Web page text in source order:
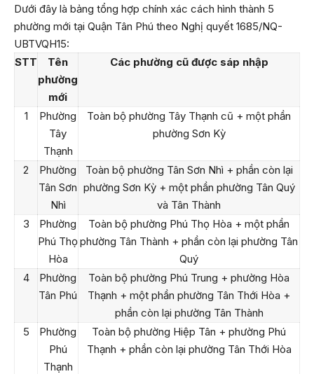
Dưới đây là bảng tổng hợp chính xác cách hình thành 5
phường mới tại Quận Tân Phú theo Nghị quyết 1685/NQ-
UBTVQH15:
STT
Tên
phường
mới
Các phường cũ được sáp nhập
1
Phường
Tây
Thạnh
Toàn bộ phường Tây Thạnh cũ + một phần
phường Sơn Kỳ
2
Phường
Tân Sơn
Nhì
Toàn bộ phường Tân Sơn Nhì + phần còn lại
phường Sơn Kỳ + một phần phường Tân Quý
và Tân Thành
3
Phường
Phú Thọ
Hòa
Toàn bộ phường Phú Thọ Hòa + một phần
phường Tân Thành + phần còn lại phường Tân
Quý
4
Phường
Tân Phú
Toàn bộ phường Phú Trung + phường Hòa
Thạnh + một phần phường Tân Thới Hòa +
phần còn lại phường Tân Thành
5
Phường
Phú
Thạnh
Toàn bộ phường Hiệp Tân + phường Phú
Thạnh + phần còn lại phường Tân Thới Hòa